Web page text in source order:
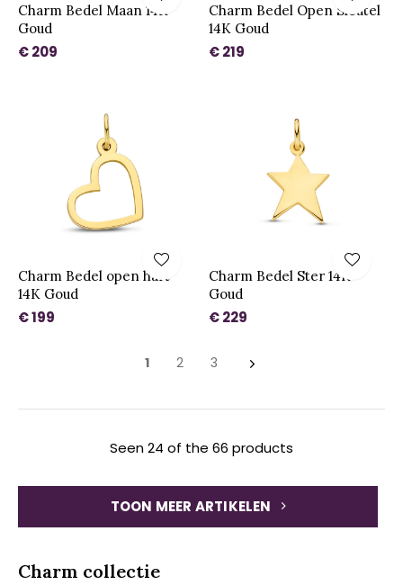
Charm Bedel Maan 14K
Goud
€ 209
Charm Bedel Open Sleutel
14K Goud
€ 219
Charm Bedel open hart
14K Goud
€ 199
Charm Bedel Ster 14K
Goud
€ 229
1 2 3
Seen 24 of the 66 products
TOON MEER ARTIKELEN
Charm collectie